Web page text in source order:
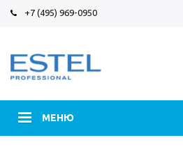
+7 (495) 969-0950
МЕНЮ